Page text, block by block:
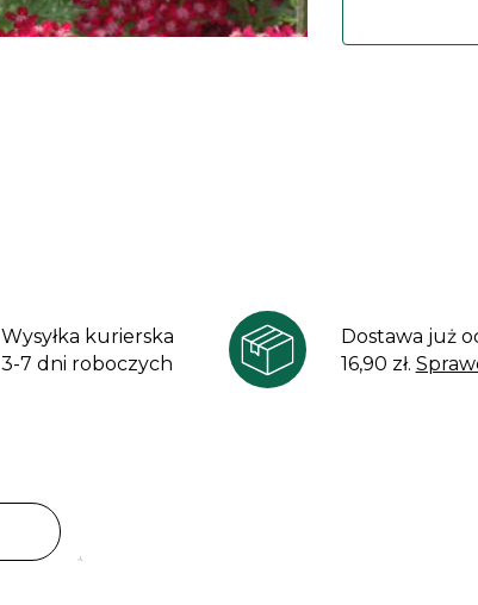
Wysyłka kurierska
3-7 dni roboczych
Dostawa już
16,90 zł.